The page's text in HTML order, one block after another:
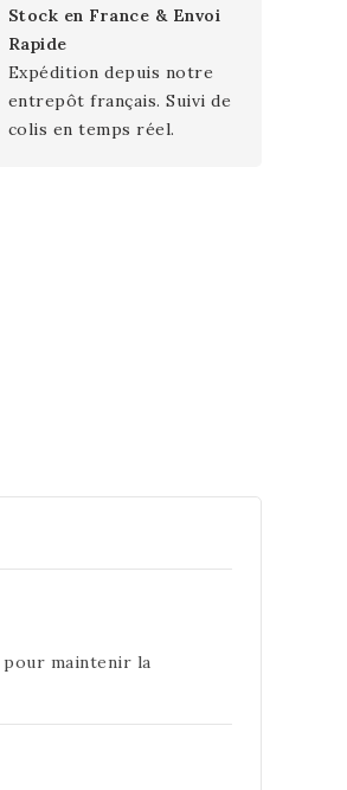
Stock en France & Envoi
Rapide
Expédition depuis notre
entrepôt français. Suivi de
colis en temps réel.
maintenir la